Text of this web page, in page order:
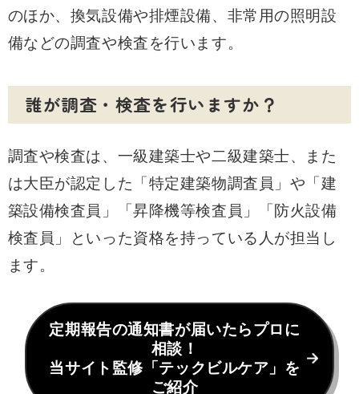
のほか、換気設備や排煙設備、非常用の照明設
備などの調査や検査を行います。
誰が調査・検査を行いますか？
調査や検査は、一級建築士や二級建築士、また
は大臣が認定した「特定建築物調査員」や「建
築設備検査員」「昇降機等検査員」「防火設備
検査員」といった資格を持っている人が担当し
ます。
定期報告の通知書が届いたらプロに
相談！
当サイト監修「テックビルケア」を
ご紹介